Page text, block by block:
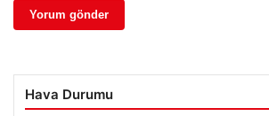
Hava Durumu